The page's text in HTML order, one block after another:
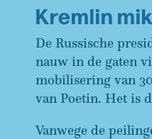
Kremlin
De Russische
nauw in de gaten
mobilisering van
van Poetin. Het is
Vanwege de